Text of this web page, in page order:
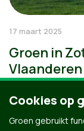
17 maart 2025
Groen in
Vlaanderen
Cookies op
Groen gebruikt